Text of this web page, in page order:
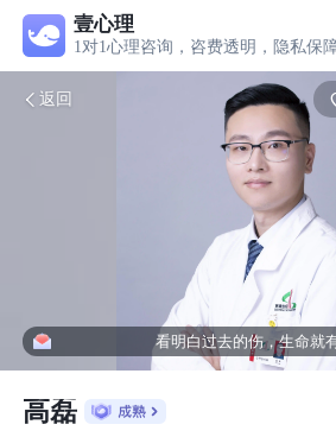
壹心理
1对1心理咨询，咨费透明，隐私保
返回
看明白过去的伤，生命就有新
高磊